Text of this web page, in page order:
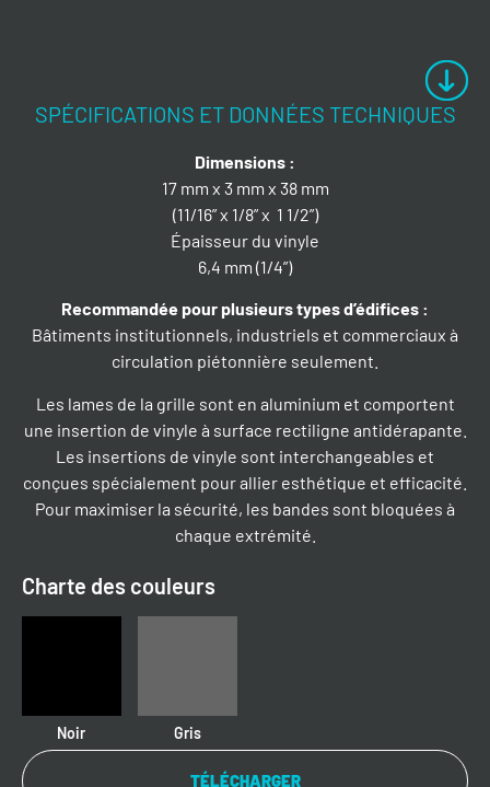
SPÉCIFICATIONS ET DONNÉES TECHNIQUES
Dimensions :
17 mm x 3 mm x 38 mm
(11/16” x 1/8” x 1 1/2”)
Épaisseur du vinyle
6,4 mm (1/4”)
Recommandée pour plusieurs types d’édifices :
Bâtiments institutionnels, industriels et commerciaux à
circulation piétonnière seulement.
Les lames de la grille sont en aluminium et comportent
une insertion de vinyle à surface rectiligne antidérapante.
Les insertions de vinyle sont interchangeables et
conçues spécialement pour allier esthétique et efficacité.
Pour maximiser la sécurité, les bandes sont bloquées à
chaque extrémité.
Charte des couleurs
Noir Gris
TÉLÉCHARGER